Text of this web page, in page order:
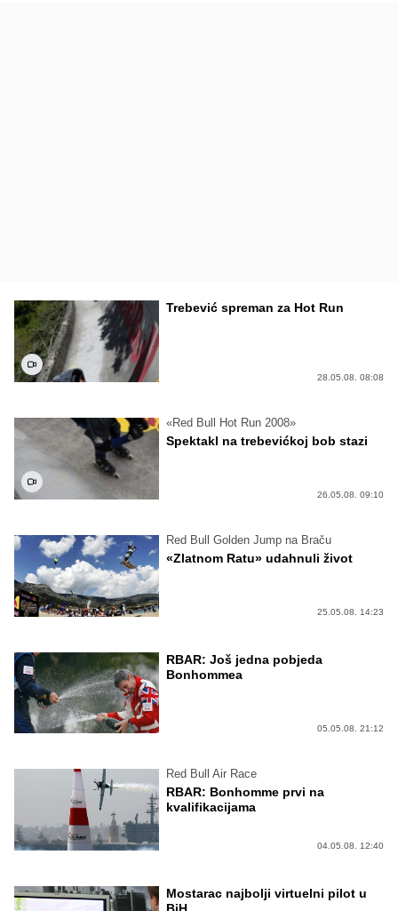
Trebević spreman za Hot Run
28.05.08. 08:08
«Red Bull Hot Run 2008»
Spektakl na trebevićkoj bob stazi
26.05.08. 09:10
Red Bull Golden Jump na Braču
«Zlatnom Ratu» udahnuli život
25.05.08. 14:23
RBAR: Još jedna pobjeda
Bonhommea
05.05.08. 21:12
Red Bull Air Race
RBAR: Bonhomme prvi na
kvalifikacijama
04.05.08. 12:40
Mostarac najbolji virtuelni pilot u